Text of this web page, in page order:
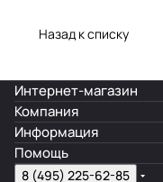
Назад к списку
Интернет-магазин
Компания
Информация
Помощь
8 (495) 225-62-85